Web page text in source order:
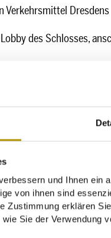
und Ihnen
von ihnen sind
Zustimmung erklären
Sie der Verwendung
Verkehrsmittel Dresdens
des Schlosses,
Neujahrsmorgen
unter: 0351-
Seit dem 1. Januar